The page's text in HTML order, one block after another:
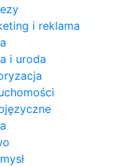
i reklama
i uroda